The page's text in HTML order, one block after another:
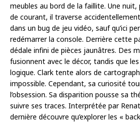
meubles au bord de la faillite. Une
de courant, il traverse
dans un bug de jeu vidéo, sauf qu’ici
redémarrer la console. Derrière cette
dédale infini de pièces jaunâtres. Des
fusionnent avec le décor, tandis que
logique. Clark tente alors de
impossible. Cependant, sa curiosité
l’obsession. Sa disparition pousse sa
suivre ses traces. Interprétée par
dernière découvre qu’explorer les «